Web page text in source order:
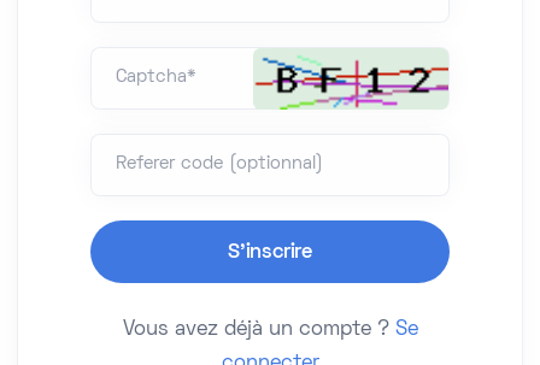
Captcha*
Referer code (optionnal)
Vous avez déjà un compte ? Se